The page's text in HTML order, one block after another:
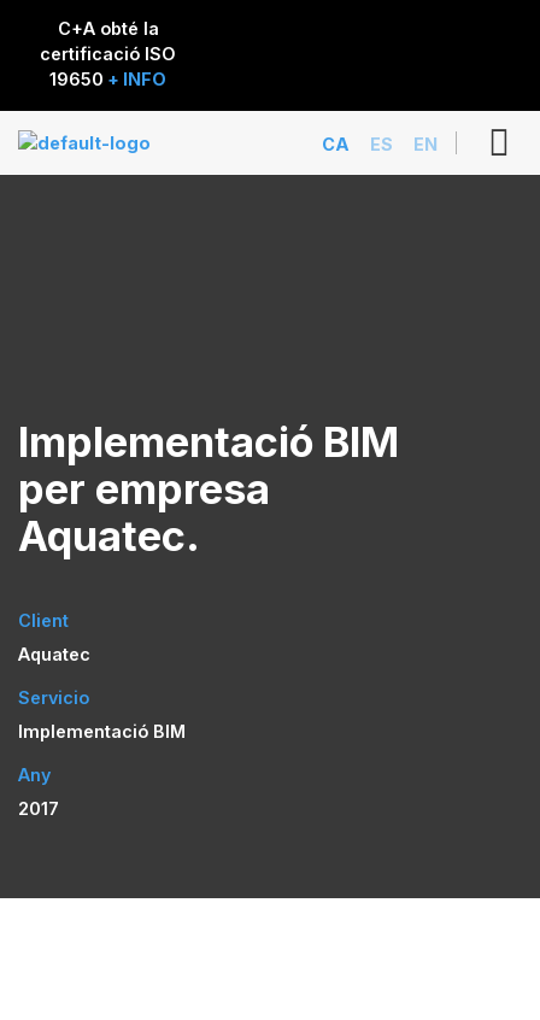
C+A obté la
certificació ISO
19650 + INFO
CA ES EN
Implementació BIM
per empresa
Aquatec.
Client
Aquatec
Servicio
Implementació BIM
Any
2017